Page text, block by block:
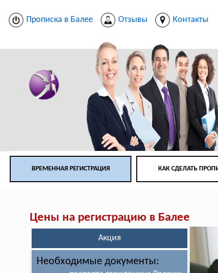
Прописка в Балее Отзывы Контакты
ВРЕМЕННАЯ РЕГИСТРАЦИЯ КАК СДЕЛАТЬ
Цены на регистрацию в Балее
Акция
Необходимые документы: